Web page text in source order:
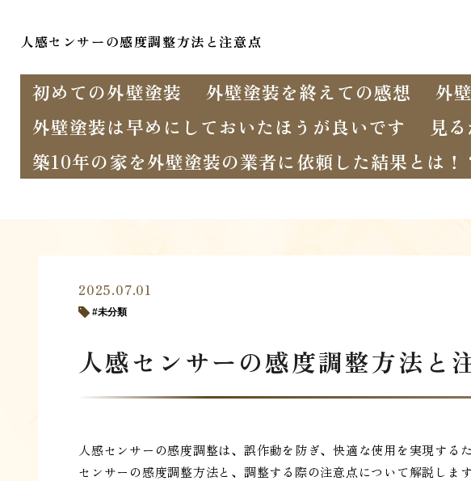
人感センサーの感度調整方法と注意点
初めての外壁塗装 外壁塗装を終えての感想
外
外壁塗装は早めにしておいたほうが良いです
見
築10年の家を外壁塗装の業者に依頼した結果とは！
2025.07.01
未分類
人感センサーの感度調整方法と
人感センサーの感度調整は、誤作動を防ぎ、快適な使用を実現する
センサーの感度調整方法と、調整する際の注意点について解説しま